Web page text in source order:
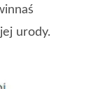
urody.